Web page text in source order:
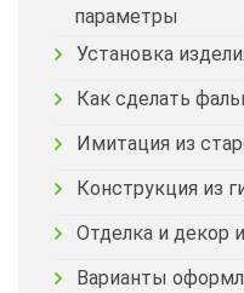
параметры
Установка
Как сделать
Имитация из
Конструкция из
Отделка и декор
Варианты